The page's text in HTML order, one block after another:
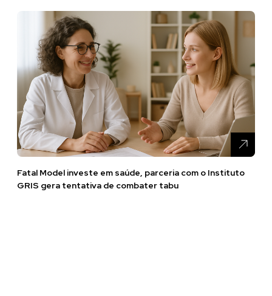
Fatal Model investe em saúde, parceria com o Instituto
GRIS gera tentativa de combater tabu